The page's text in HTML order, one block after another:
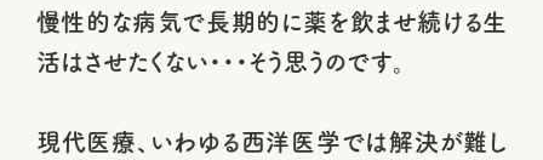
慢性的な病気で長期的に薬を飲ませ続ける生
活はさせたくない・・・そう思うのです。
現代医療、いわゆる西洋医学では解決が難し